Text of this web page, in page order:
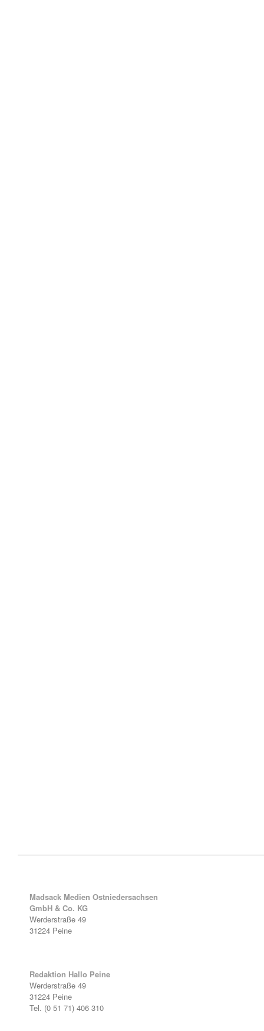
Madsack Medien Ostniedersachsen
GmbH & Co. KG
Werderstraße 49
31224 Peine
Redaktion Hallo Peine
Werderstraße 49
31224 Peine
Tel. (0 51 71) 406 310